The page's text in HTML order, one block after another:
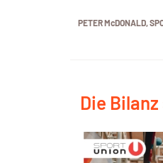
PETER McDONALD,
Die